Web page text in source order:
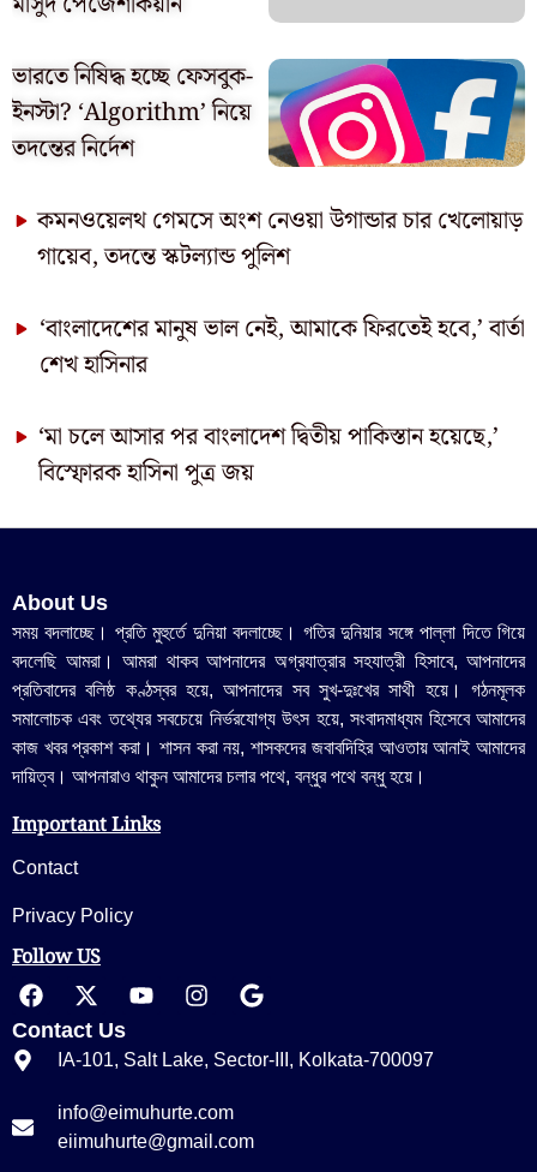
ভারতে নিষিদ্ধ হচ্ছে ফেসবুক-
ইনস্টা? ‘Algorithm’ নিয়ে
তদন্তের নির্দেশ
কমনওয়েলথ গেমসে অংশ নেওয়া উগান্ডার চার খেলোয়াড়
গায়েব, তদন্তে স্কটল্যান্ড পুলিশ
‘বাংলাদেশের মানুষ ভাল নেই, আমাকে ফিরতেই হবে,’ বার্তা
শেখ হাসিনার
‘মা চলে আসার পর বাংলাদেশ দ্বিতীয় পাকিস্তান হয়েছে,’
বিস্ফোরক হাসিনা পুত্র জয়
About Us
সময় বদলাচ্ছে। প্রতি মুহুর্তে দুনিয়া বদলাচ্ছে। গতির দুনিয়ার সঙ্গে পাল্লা দিতে গিয়ে
বদলেছি আমরা। আমরা থাকব আপনাদের অগ্রযাত্রার সহযাত্রী হিসাবে, আপনাদের
প্রতিবাদের বলিষ্ঠ কণ্ঠস্বর হয়ে, আপনাদের সব সুখ-দুঃখের সাথী হয়ে। গঠনমূলক
সমালোচক এবং তথ্যের সবচেয়ে নির্ভরযোগ্য উ‍ৎস হয়ে, সংবাদমাধ্যম হিসেবে আমাদের
কাজ খবর প্রকাশ করা। শাসন করা নয়, শাসকদের জবাবদিহির আওতায় আনাই আমাদের
দায়িত্ব। আপনারাও থাকুন আমাদের চলার পথে, বন্ধুর পথে বন্ধু হয়ে।
Important Links
Contact
Privacy Policy
Follow US
Contact Us
IA-101, Salt Lake, Sector-III, Kolkata-700097
info@eimuhurte.com
eiimuhurte@gmail.com